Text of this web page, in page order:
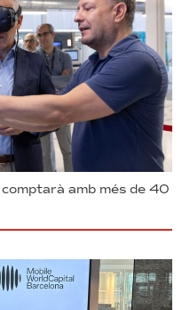
amb més de 40